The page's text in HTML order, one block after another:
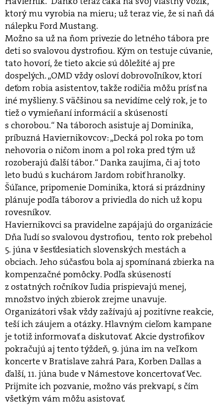
ktorý mu vyrobia na mieru; už teraz vie, že si naň dá
nálepku Ford Mustang.
Možno sa už na ňom privezie do letného tábora pre
deti so svalovou dystrofiou. Kým on testuje cúvanie,
tato hovorí, že tieto akcie sú dôležité aj pre
dospelých. „OMD vždy osloví dobrovoľníkov, ktorí
deťom robia asistentov, takže rodičia môžu prísť na
iné myšlieny. S väčšinou sa nevidíme celý rok, je to
tiež o vymieňaní informácií a skúseností
s chorobou.“ Na táboroch asistuje aj Dominika,
príbuzná Haviernikovcov: „Decká pol roka po tom
nehovoria o ničom inom a pol roka pred tým už
rozoberajú ďalší tábor.“ Danka zaujíma, či aj toto
leto budú s kuchárom Jardom robiť hranolky.
Šúľance, pripomenie Dominika, ktorá si prázdniny
plánuje podľa táborov a priviedla do nich už kopu
rovesníkov.
Haviernikovci sa pravidelne zapájajú do organizácie
Dňa ľudí so svalovou dystrofiou, tento rok prebehol
5. júna v šesťdesiatich slovenských mestách a
obciach. Jeho súčasťou bola aj spomínaná zbierka na
kompenzačné pomôcky. Podľa skúseností
z ostatných ročníkov ľudia prispievajú menej,
množstvo iných zbierok zrejme unavuje.
Organizátori však vždy zažívajú aj pozitívne reakcie,
teší ich záujem a otázky. Hlavným cieľom kampane
je totiž informovať a diskutovať. Akcie dystrofikov
pokračujú aj tento týždeň, 9. júna im na veľkom
koncerte v Bratislave zahrá Para, Korben Dallas a
ďalší, 11. júna bude v Námestove koncertovať Vec.
Prijmite ich pozvanie, možno vás prekvapí, s čím
všetkým vám môžu asistovať.